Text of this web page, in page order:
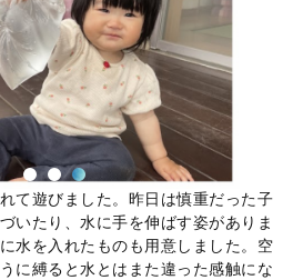
て遊びました。昨日は慎重だった子
いたり、水に手を伸ばす姿がありま
水を入れたものも用意しました。空
に縛ると水とはまた違った感触にな